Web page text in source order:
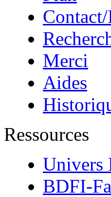
Merci
Aides
Ressources
Univers
BDFI-